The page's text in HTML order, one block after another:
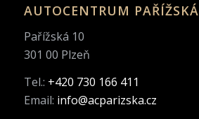
AUTOCENTRUM PAŘÍŽSKÁ
Pařížská 10
301 00 Plzeň
Tel.: +420 730 166 411
Email: info@acparizska.cz